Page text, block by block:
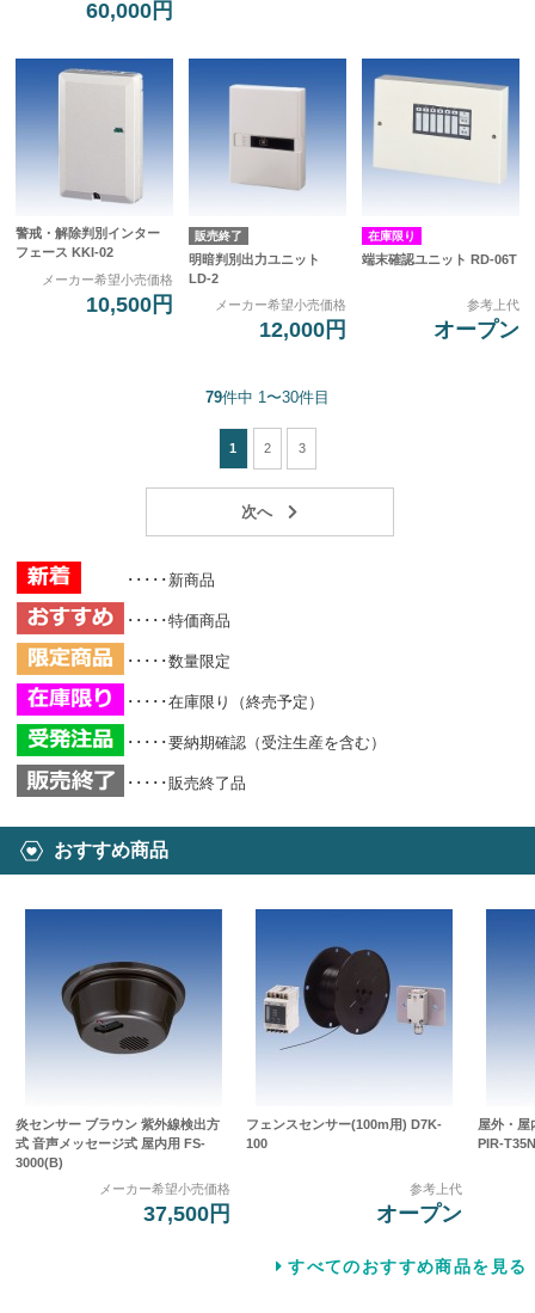
60,000円
警戒・解除判別インター
フェース KKI-02
メーカー希望小売価格
10,500円
販売終了
明暗判別出力ユニット
LD-2
メーカー希望小売価格
12,000円
在庫限り
端末確認ユニット RD-06T
参考上代
オープン
79件中 1〜30件目
1 2 3
･････新商品
･････特価商品
･････数量限定
･････在庫限り（終売予定）
･････要納期確認（受注生産を含む）
･････販売終了品
おすすめ商品
炎センサー ブラウン 紫外線検出方
式 音声メッセージ式 屋内用 FS-
3000(B)
メーカー希望小売価格
37,500円
フェンスセンサー(100m用) D7K-
100
参考上代
オープン
屋外・屋
PIR-
すべてのおすすめ商品を見る